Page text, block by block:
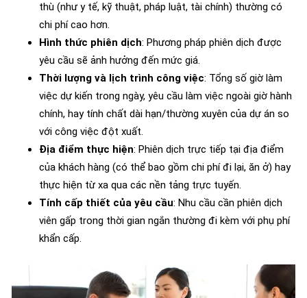
thù (như y tế, kỹ thuật, pháp luật, tài chính) thường có
chi phí cao hơn.
Hình thức phiên dịch: Phương pháp phiên dịch được
yêu cầu sẽ ảnh hưởng đến mức giá.
Thời lượng và lịch trình công việc: Tổng số giờ làm
việc dự kiến trong ngày, yêu cầu làm việc ngoài giờ hành
chính, hay tính chất dài hạn/thường xuyên của dự án so
với công việc đột xuất.
Địa điểm thực hiện: Phiên dịch trực tiếp tại địa điểm
của khách hàng (có thể bao gồm chi phí đi lại, ăn ở) hay
thực hiện từ xa qua các nền tảng trực tuyến.
Tính cấp thiết của yêu cầu: Nhu cầu cần phiên dịch
viên gấp trong thời gian ngắn thường đi kèm với phụ phí
khẩn cấp.